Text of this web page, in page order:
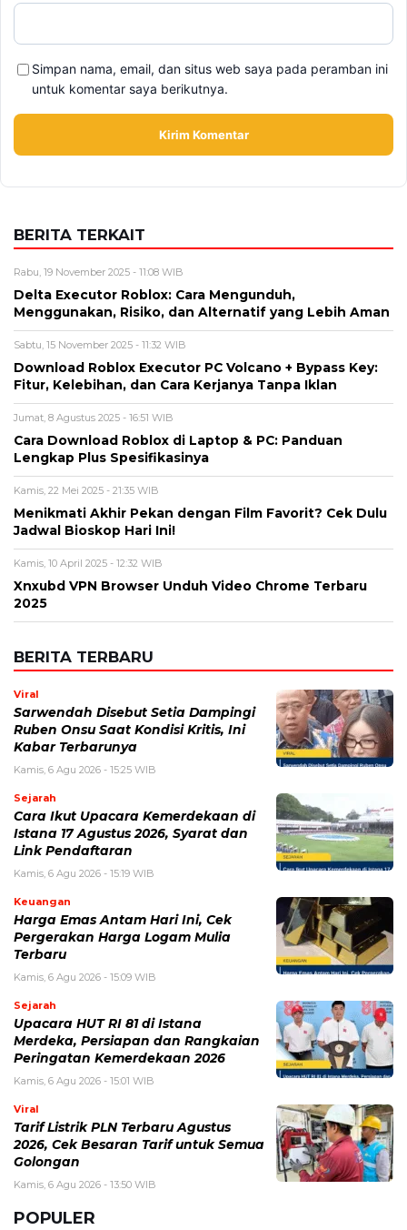
Simpan nama, email, dan situs web saya pada peramban ini
untuk komentar saya berikutnya.
BERITA TERKAIT
Rabu, 19 November 2025 - 11:08 WIB
Delta Executor Roblox: Cara Mengunduh,
Menggunakan, Risiko, dan Alternatif yang Lebih Aman
Sabtu, 15 November 2025 - 11:32 WIB
Download Roblox Executor PC Volcano + Bypass Key:
Fitur, Kelebihan, dan Cara Kerjanya Tanpa Iklan
Jumat, 8 Agustus 2025 - 16:51 WIB
Cara Download Roblox di Laptop & PC: Panduan
Lengkap Plus Spesifikasinya
Kamis, 22 Mei 2025 - 21:35 WIB
Menikmati Akhir Pekan dengan Film Favorit? Cek Dulu
Jadwal Bioskop Hari Ini!
Kamis, 10 April 2025 - 12:32 WIB
Xnxubd VPN Browser Unduh Video Chrome Terbaru
2025
BERITA TERBARU
Viral
Sarwendah Disebut Setia Dampingi
Ruben Onsu Saat Kondisi Kritis, Ini
Kabar Terbarunya
Kamis, 6 Agu 2026 - 15:25 WIB
Sejarah
Cara Ikut Upacara Kemerdekaan di
Istana 17 Agustus 2026, Syarat dan
Link Pendaftaran
Kamis, 6 Agu 2026 - 15:19 WIB
Keuangan
Harga Emas Antam Hari Ini, Cek
Pergerakan Harga Logam Mulia
Terbaru
Kamis, 6 Agu 2026 - 15:09 WIB
Sejarah
Upacara HUT RI 81 di Istana
Merdeka, Persiapan dan Rangkaian
Peringatan Kemerdekaan 2026
Kamis, 6 Agu 2026 - 15:01 WIB
Viral
Tarif Listrik PLN Terbaru Agustus
2026, Cek Besaran Tarif untuk Semua
Golongan
Kamis, 6 Agu 2026 - 13:50 WIB
POPULER